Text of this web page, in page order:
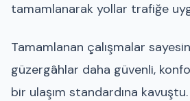
tamamlanarak yollar trafiğe
Tamamlanan çalışmalar
güzergâhlar daha güvenli,
bir ulaşım standardına kavuştu.